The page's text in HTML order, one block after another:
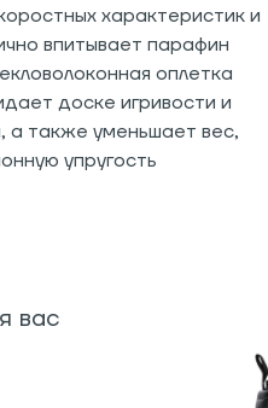
характеристик и
впитывает парафин
оплетка
доске игривости и
а также уменьшает вес,
упругость
вас